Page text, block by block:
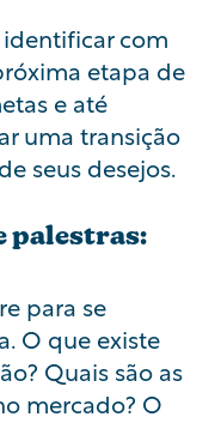
com
etapa de
e até
uma transição
seus desejos.
palestras:
para se
O que existe
Quais são as
mercado? O